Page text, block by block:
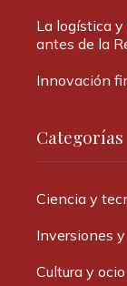
La logística
antes de la
Innovación
Categorías
Ciencia y
Inversiones
Cultura y ocio